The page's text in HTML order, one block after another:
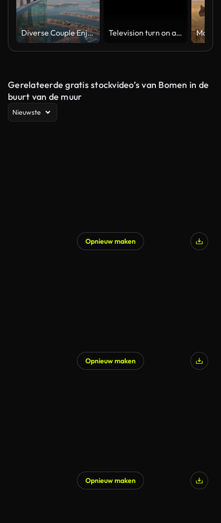
Diverse Couple Enjoying Sunset Views from High Rise Sky Deck Overlooking Palm Jumeirah Television turn on and off. Switch on tv effect, switch off tv effect. Turn on Lcd TV effect, turn off TV effect . Led Tv on and off on black background
Gerelateerde gratis stockvideo’s van Bomen in de
buurt van de muur
Nieuwste
Opnieuw maken
Opnieuw maken
Opnieuw maken